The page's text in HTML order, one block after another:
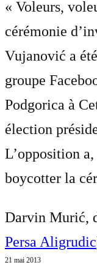
« Voleurs,
cérémonie
Vujanović a
groupe
Podgorica à
élection
L’opposition
boycotter la
Darvin Murić,
Persa Aligrudic
21 mai 2013